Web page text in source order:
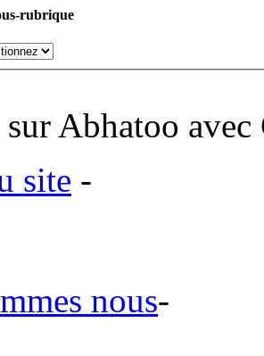
rubrique
sur Abhatoo
site -
nous-